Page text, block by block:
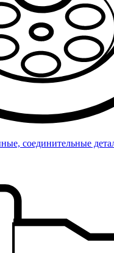
соединительные